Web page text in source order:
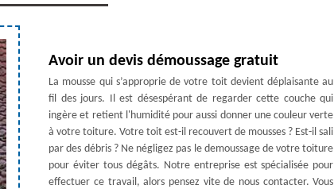
Avoir un devis démoussage gratuit
La mousse qui s’approprie de votre toit devient déplaisante au
fil des jours. Il est désespérant de regarder cette couche qui
ingère et retient l'humidité pour aussi donner une couleur verte
à votre toiture. Votre toit est-il recouvert de mousses ? Est-il sali
par des débris ? Ne négligez pas le demoussage de votre toiture
pour éviter tous dégâts. Notre entreprise est spécialisée pour
effectuer ce travail, alors pensez vite de nous contacter. Vous